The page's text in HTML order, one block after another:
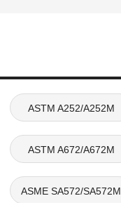
ASTM A252/A252M
ASTM A672/A672M
ASME SA572/SA572M